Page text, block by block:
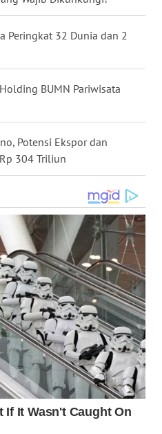
Peringkat 32 Dunia dan 2
BUMN Pariwisata
Potensi Ekspor dan
304 Triliun